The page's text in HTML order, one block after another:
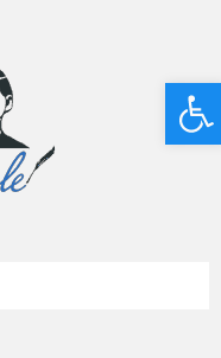
Deschide bara de unelte